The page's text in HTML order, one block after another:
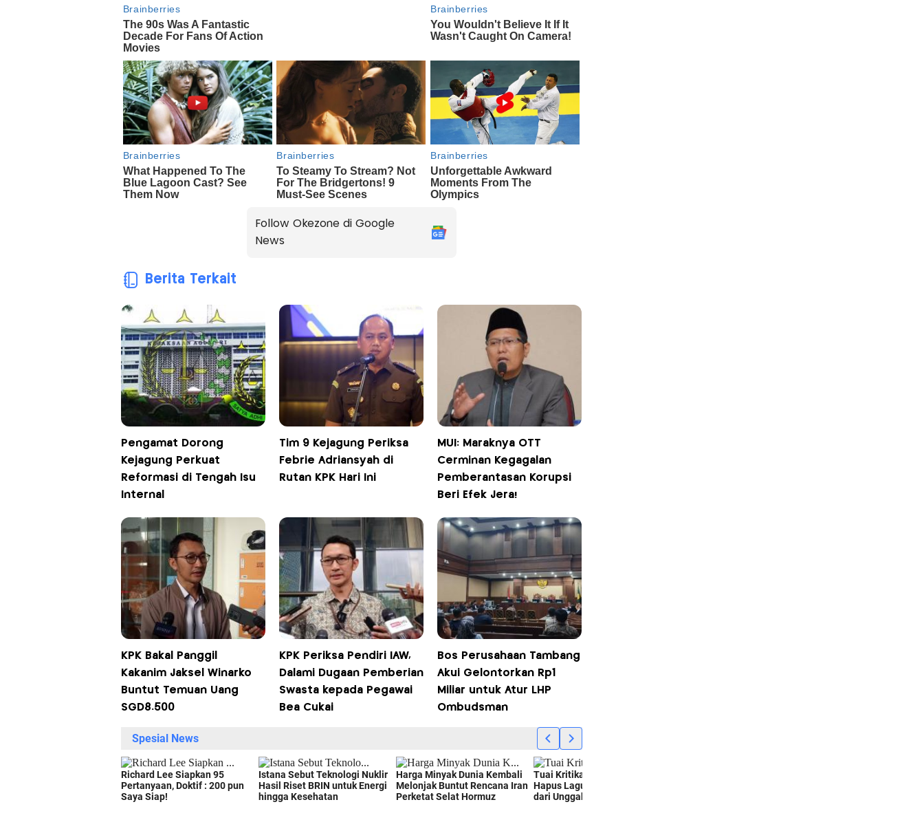
Follow Okezone di Google
News
Berita Terkait
Pengamat Dorong
Kejagung Perkuat
Reformasi di Tengah Isu
Internal
Tim 9 Kejagung Periksa
Febrie Adriansyah di
Rutan KPK Hari Ini
MUI: Maraknya OTT
Cerminan Kegagalan
Pemberantasan Korupsi
Beri Efek Jera!
KPK Bakal Panggil
Kakanim Jaksel Winarko
Buntut Temuan Uang
SGD8.500
KPK Periksa Pendiri IAW,
Dalami Dugaan Pemberian
Swasta kepada Pegawai
Bea Cukai
Bos Perusahaan Tambang
Akui Gelontorkan Rp1
Miliar untuk Atur LHP
Ombudsman